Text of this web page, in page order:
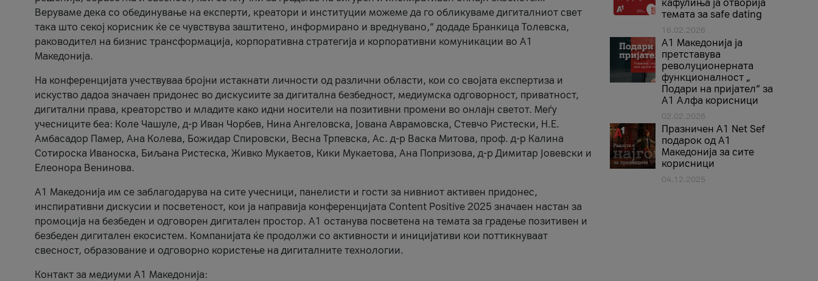
Веруваме дека со обединување на експерти, креатори и институции можеме да го обликуваме дигиталниот свет
така што секој корисник ќе се чувствува заштитено, информирано и вреднувано,“ додаде Бранкица Толевска,
раководител на бизнис трансформација, корпоративна стратегија и корпоративни комуникации во А1
Македонија.
На конференцијата учествуваа бројни истакнати личности од различни области, кои со својата експертиза и
искуство дадоа значаен придонес во дискусиите за дигитална безбедност, медиумска одговорност, приватност,
дигитални права, креаторство и младите како идни носители на позитивни промени во онлајн светот. Меѓу
учесниците беа: Коле Чашуле, д-р Иван Чорбев, Нина Ангеловска, Јована Аврамовска, Стевчо Ристески, Н.Е.
Амбасадор Памер, Ана Колева, Божидар Спировски, Весна Трпевска, Ас. д-р Васка Митова, проф. д-р Калина
Сотироска Иваноска, Биљана Ристеска, Живко Мукаетов, Кики Мукаетова, Ана Попризова, д-р Димитар Јовевски и
Елеонора Венинова.
А1 Македонија им се заблагодарува на сите учесници, панелисти и гости за нивниот активен придонес,
инспиративни дискусии и посветеност, кои ја направија конференцијата Content Positive 2025 значаен настан за
промоција на безбеден и одговорен дигитален простор. А1 останува посветена на темата за градење позитивен и
безбеден дигитален екосистем. Компанијата ќе продолжи со активности и иницијативи кои поттикнуваат
свесност, образование и одговорно користење на дигиталните технологии.
Контакт за медиуми А1 Македонија:
кафулиња ја отворија
темата за safe dating
16.02.2026
А1 Македонија ја
претставува
револуционерната
функционалност „
Подари на пријател“ за
А1 Алфа корисници
02.02.2026
Празничен A1 Net Sеf
подарок од А1
Македонија за сите
корисници
04.12.2025